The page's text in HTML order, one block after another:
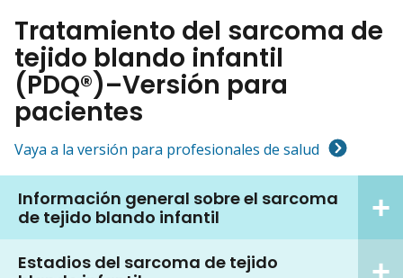
Tratamiento del sarcoma de
tejido blando infantil
(PDQ®)–Versión para
pacientes
Vaya a la versión para profesionales de salud
Información general sobre el sarcoma
de tejido blando infantil
Estadios del sarcoma de tejido